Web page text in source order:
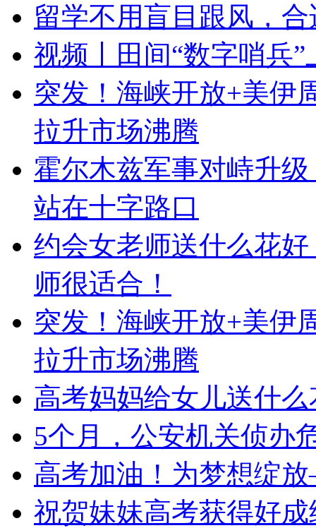
留学不用盲目跟风，
视频丨田间“数字哨兵
突发！海峡开放+美伊
拉升市场沸腾
霍尔木兹军事对峙升
站在十字路口
约会女老师送什么花
师很适合！
突发！海峡开放+美伊
拉升市场沸腾
高考妈妈给女儿送什
5个月，公安机关侦办
高考加油！为梦想绽
祝贺妹妹高考获得好